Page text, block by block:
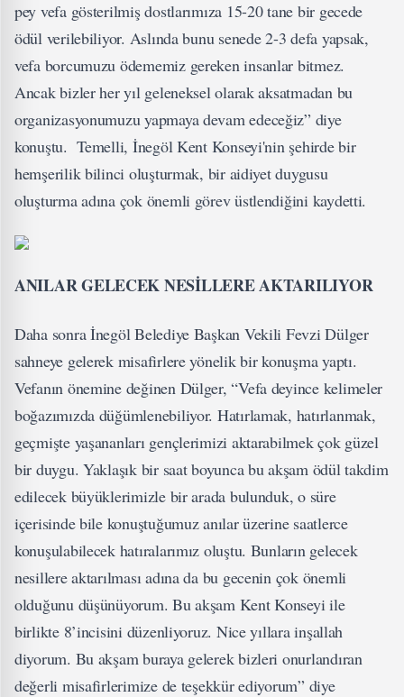
pey vefa gösterilmiş dostlarımıza 15-20 tane bir gecede
ödül verilebiliyor. Aslında bunu senede 2-3 defa yapsak,
vefa borcumuzu ödememiz gereken insanlar bitmez.
Ancak bizler her yıl geleneksel olarak aksatmadan bu
organizasyonumuzu yapmaya devam edeceğiz” diye
konuştu. Temelli, İnegöl Kent Konseyi'nin şehirde bir
hemşerilik bilinci oluşturmak, bir aidiyet duygusu
oluşturma adına çok önemli görev üstlendiğini kaydetti.
ANILAR GELECEK NESİLLERE AKTARILIYOR
Daha sonra İnegöl Belediye Başkan Vekili Fevzi Dülger
sahneye gelerek misafirlere yönelik bir konuşma yaptı.
Vefanın önemine değinen Dülger, “Vefa deyince kelimeler
boğazımızda düğümlenebiliyor. Hatırlamak, hatırlanmak,
geçmişte yaşananları gençlerimizi aktarabilmek çok güzel
bir duygu. Yaklaşık bir saat boyunca bu akşam ödül takdim
edilecek büyüklerimizle bir arada bulunduk, o süre
içerisinde bile konuştuğumuz anılar üzerine saatlerce
konuşulabilecek hatıralarımız oluştu. Bunların gelecek
nesillere aktarılması adına da bu gecenin çok önemli
olduğunu düşünüyorum. Bu akşam Kent Konseyi ile
birlikte 8’incisini düzenliyoruz. Nice yıllara inşallah
diyorum. Bu akşam buraya gelerek bizleri onurlandıran
değerli misafirlerimize de teşekkür ediyorum” diye